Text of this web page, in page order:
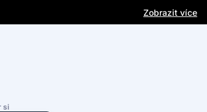
Zobrazit více
si